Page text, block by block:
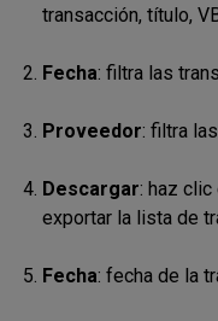
transacción, título,
Fecha: filtra las
Proveedor: filtra
Descargar: haz clic
exportar la lista de
Fecha: fecha de la